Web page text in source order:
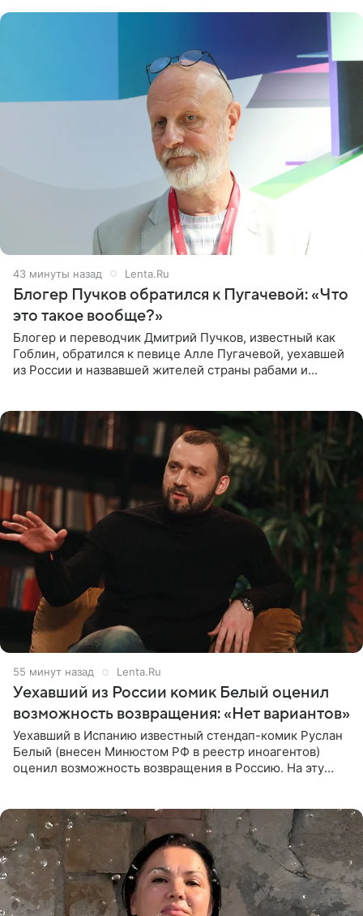
43 минуты назад Lenta.Ru
Блогер Пучков обратился к Пугачевой: «Что
это такое вообще?»
Блогер и переводчик Дмитрий Пучков, известный как
Гоблин, обратился к певице Алле Пугачевой, уехавшей
из России и назвавшей жителей страны рабами и
55 минут назад Lenta.Ru
Уехавший из России комик Белый оценил
возможность возвращения: «Нет вариантов»
Уехавший в Испанию известный стендап-комик Руслан
Белый (внесен Минюстом РФ в реестр иноагентов)
оценил возможность возвращения в Россию. На эту